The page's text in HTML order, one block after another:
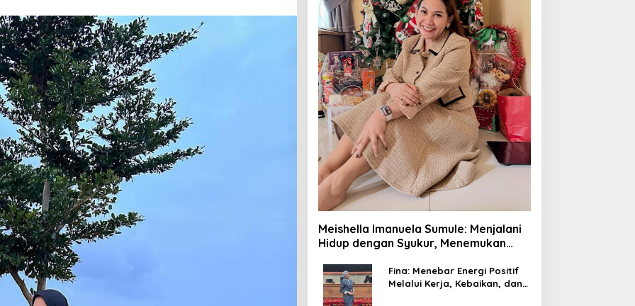
Meishella Imanuela Sumule: Menjalani
Hidup dengan Syukur, Menemukan
Fina: Menebar Energi Positif
Melalui Kerja, Kebaikan, dan